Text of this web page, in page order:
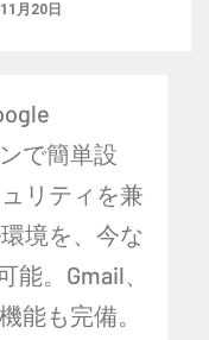
月20日
で簡単設
リティを兼
境を、今な
能。Gmail、
能も完備。